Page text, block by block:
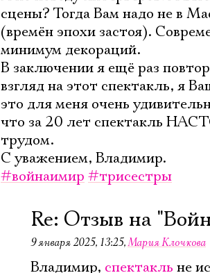
сцены? Тогда Вам надо не в
(времён эпохи застоя).
минимум декораций.
В заключении я ещё раз
взгляд на этот спектакль, я
это для меня очень
что за 20 лет спектакль
трудом.
С уважением, Владимир.
#войнаимир #трисестры
Re: Отзыв на
9 января 2025, 13:25,Мария Клочкова
Владимир, спектакль не